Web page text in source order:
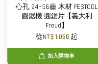
心孔 24~56齒 木材 FESTOOL
圓鋸機 圓鋸片【義大利
Freud】
從NT$ 1,050 起
加入購物車